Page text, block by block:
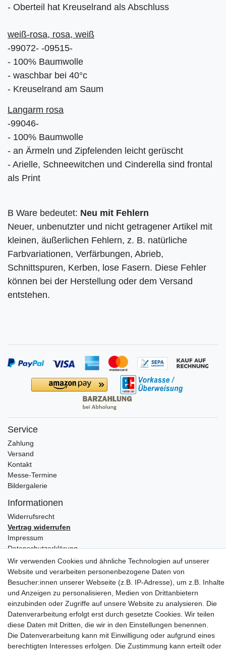
- Oberteil hat Kreuselrand als Abschluss
weiß-rosa, rosa, weiß
-99072- -09515-
- 100% Baumwolle
- waschbar bei 40°c
- Kreuselrand am Saum
Langarm rosa
-99046-
- 100% Baumwolle
- an Ärmeln und Zipfelenden leicht gerüscht
- Arielle, Schneewitchen und Cinderella sind frontal
als Print
B Ware bedeutet: Neu mit Fehlern
Neuer, unbenutzter und nicht getragener Artikel mit
kleinen, äußerlichen Fehlern, z. B. natürliche
Farbvariationen, Verfärbungen, Abrieb,
Schnittspuren, Kerben, lose Fasern. Diese Fehler
können bei der Herstellung oder dem Versand
entstehen.
Service
Zahlung
Versand
Kontakt
Messe-Termine
Bildergalerie
Informationen
Widerrufs­recht
Vertrag widerrufen
Impressum
Daten­schutz­erklärung
AGB
Partners
Wir verwenden Cookies und ähnliche Technologien auf unserer
Website und verarbeiten personenbezogene Daten von
Besucher:innen unserer Webseite (z.B. IP-Adresse), um z.B. Inhalte
und Anzeigen zu personalisieren, Medien von Drittanbietern
einzubinden oder Zugriffe auf unsere Website zu analysieren. Die
Datenverarbeitung erfolgt erst durch gesetzte Cookies. Wir teilen
diese Daten mit Dritten, die wir in den Einstellungen benennen.
Die Datenverarbeitung kann mit Einwilligung oder aufgrund eines
berechtigten Interesses erfolgen. Die Zustimmung kann erteilt oder